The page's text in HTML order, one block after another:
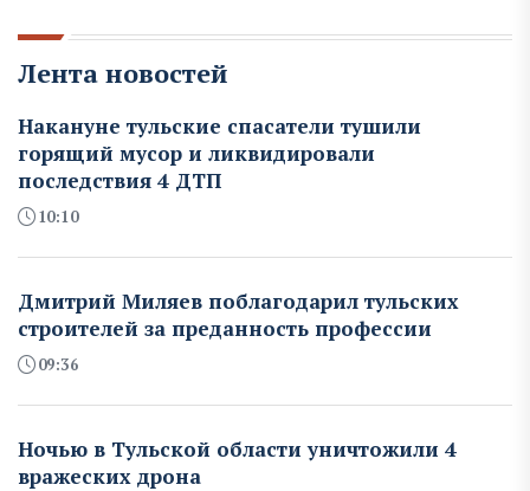
Лента новостей
Накануне тульские спасатели тушили
горящий мусор и ликвидировали
последствия 4 ДТП
10:10
Дмитрий Миляев поблагодарил тульских
строителей за преданность профессии
09:36
Ночью в Тульской области уничтожили 4
вражеских дрона